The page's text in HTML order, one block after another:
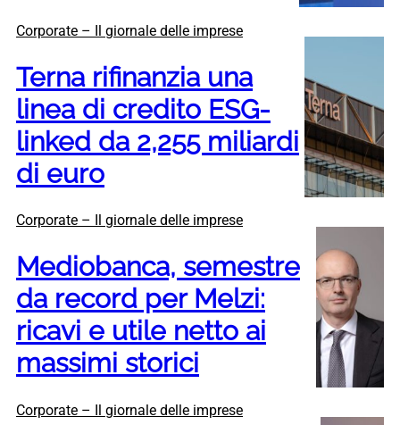
Corporate – Il giornale delle imprese
Terna rifinanzia una
linea di credito ESG-
linked da 2,255 miliardi
di euro
Corporate – Il giornale delle imprese
Mediobanca, semestre
da record per Melzi:
ricavi e utile netto ai
massimi storici
Corporate – Il giornale delle imprese